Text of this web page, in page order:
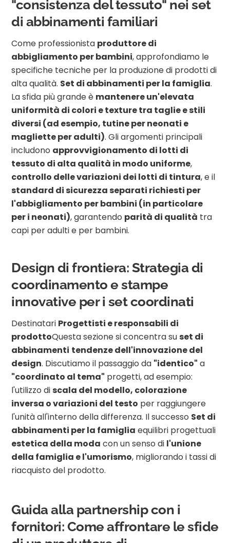
"consistenza del tessuto" nei set
di abbinamenti familiari
Come professionista produttore di
abbigliamento per bambini, approfondiamo le
specifiche tecniche per la produzione di prodotti di
alta qualità. Set di abbinamenti per la famiglia.
La sfida più grande è mantenere un'elevata
uniformità di colori e texture tra taglie e stili
diversi (ad esempio, tutine per neonati e
magliette per adulti). Gli argomenti principali
includono approvvigionamento di lotti di
tessuto di alta qualità in modo uniforme,
controllo delle variazioni dei lotti di tintura, e il
standard di sicurezza separati richiesti per
l'abbigliamento per bambini (in particolare
per i neonati), garantendo parità di qualità tra
capi per adulti e per bambini.
Design di frontiera: Strategia di
coordinamento e stampe
innovative per i set coordinati
Destinatari Progettisti e responsabili di
prodottoQuesta sezione si concentra su set di
abbinamenti tendenze dell'innovazione del
design. Discutiamo il passaggio da "identico" a
"coordinato al tema" progetti, ad esempio:
l'utilizzo di scala del modello, colorazione
inversa o variazioni del testo per raggiungere
l'unità all'interno della differenza. Il successo Set di
abbinamenti per la famiglia equilibri progettuali
estetica della moda con un senso di l'unione
della famiglia e l'umorismo, migliorando i tassi di
riacquisto del prodotto.
Guida alla partnership con i
fornitori: Come affrontare le sfide